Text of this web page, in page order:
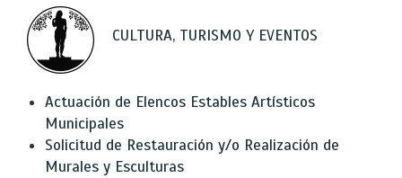
CULTURA, TURISMO Y EVENTOS
Actuación de Elencos Estables Artísticos
Municipales
Solicitud de Restauración y/o Realización de
Murales y Esculturas